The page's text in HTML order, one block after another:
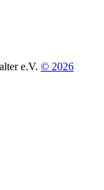
e.V. © 2026